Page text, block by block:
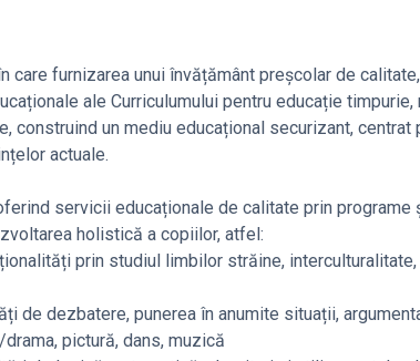
care furnizarea unui învățământ preșcolar de
ale Curriculumului pentru educație
construind un mediu educațional securizant,
actuale.
servicii educaționale de calitate prin
holistică a copiilor, atfel:
prin studiul limbilor străine,
de dezbatere, punerea în anumite situații,
pictură, dans, muzică